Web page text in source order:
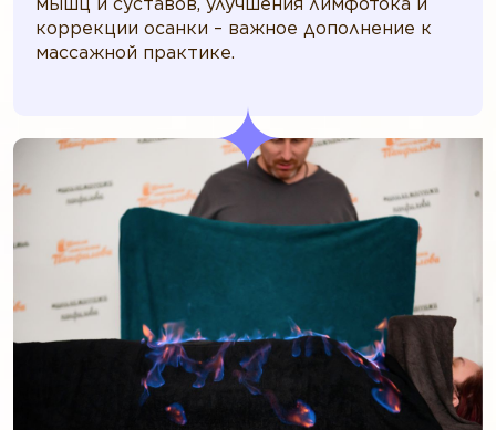
коррекции осанки – важное дополнение к
массажной практике.